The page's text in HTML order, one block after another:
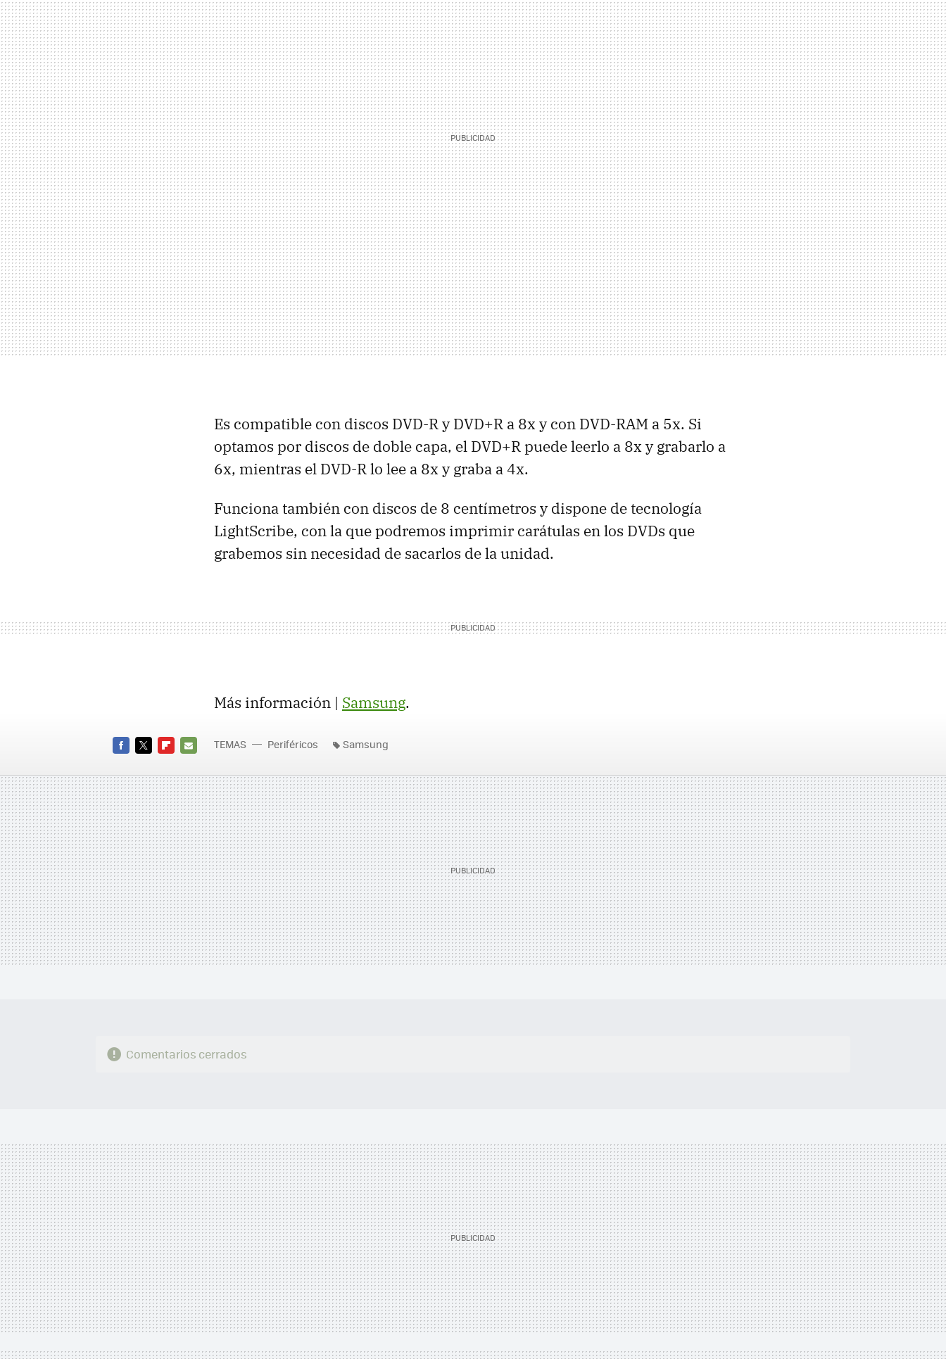
Es compatible con discos DVD-R y DVD+R a 8x y con DVD-RAM a 5x. Si
optamos por discos de doble capa, el DVD+R puede leerlo a 8x y grabarlo a
6x, mientras el DVD-R lo lee a 8x y graba a 4x.
Funciona también con discos de 8 centímetros y dispone de tecnología
LightScribe, con la que podremos imprimir carátulas en los DVDs que
grabemos sin necesidad de sacarlos de la unidad.
Más información | Samsung.
MAIL
TEMAS Periféricos Samsung
Comentarios cerrados